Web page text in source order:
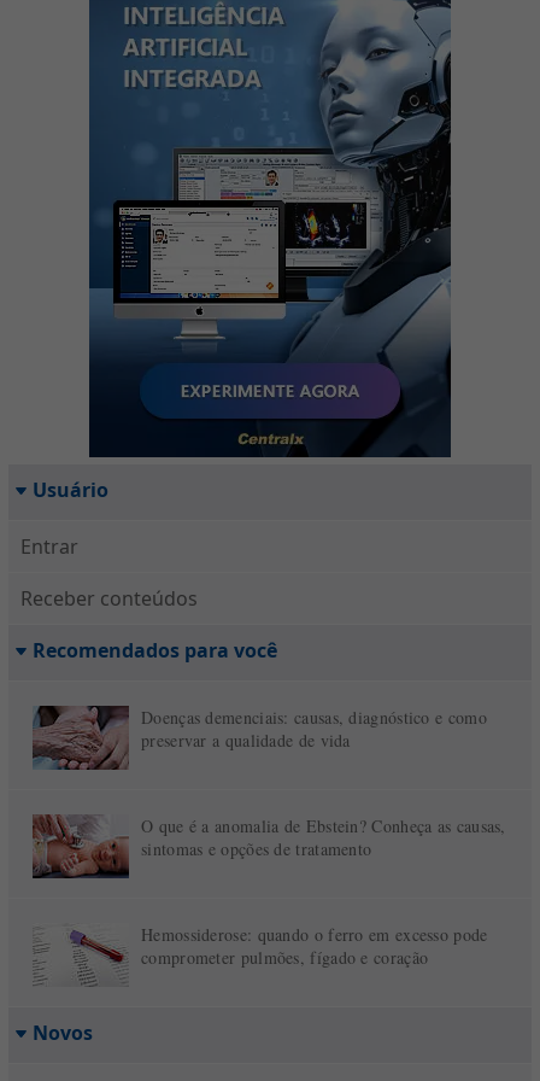
Usuário
Entrar
Receber conteúdos
Recomendados para você
Doenças demenciais: causas, diagnóstico e como
preservar a qualidade de vida
O que é a anomalia de Ebstein? Conheça as causas,
sintomas e opções de tratamento
Hemossiderose: quando o ferro em excesso pode
comprometer pulmões, fígado e coração
Novos